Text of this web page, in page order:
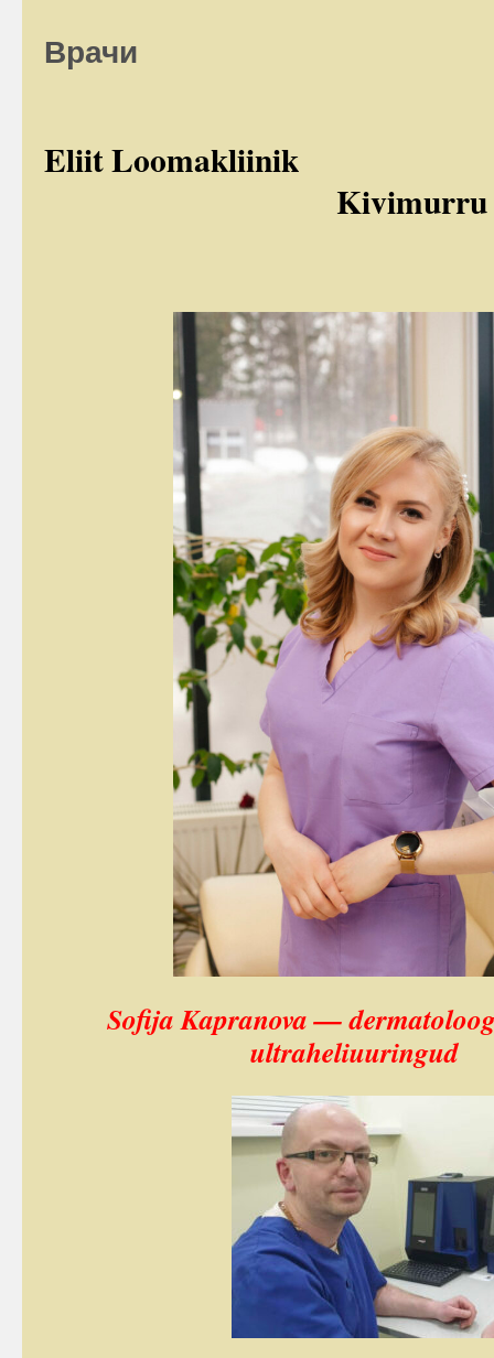
Врачи
Eliit
Kivimurru 13a,
Sofija Kapranova —